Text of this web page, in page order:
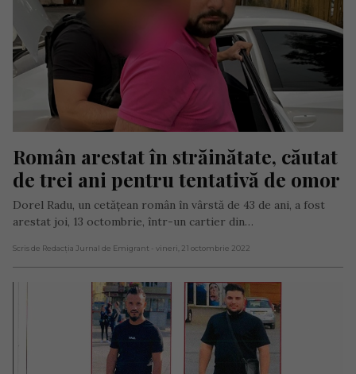
Român arestat în străinătate, căutat
de trei ani pentru tentativă de omor
Dorel Radu, un cetățean român în vârstă de 43 de ani, a fost
arestat joi, 13 octombrie, într-un cartier din…
Scris de Redacția Jurnal de Emigrant - vineri, 21 octombrie 2022